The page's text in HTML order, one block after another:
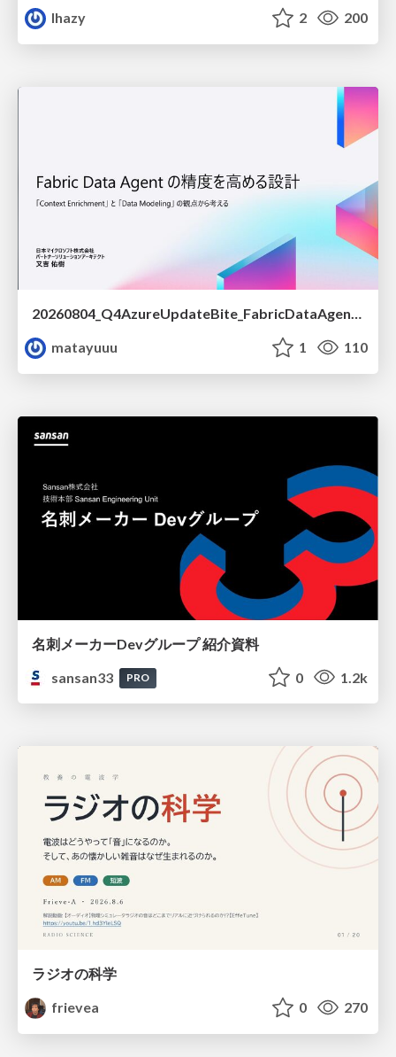
lhazy 2 200
20260804_Q4AzureUpdateBite_FabricDataAgentの精度を高める設計.pdf
matayuuu
1 110
名刺メーカーDevグループ 紹介資料
sansan33
PRO 0 1.2k
ラジオの科学
frievea
0 270